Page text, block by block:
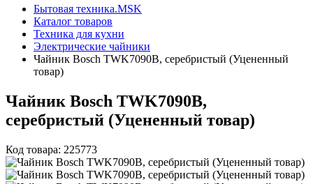
Бытовая техника.MSK
Каталог товаров
Техника для кухни
Электрические чайники
Чайник Bosch TWK7090B, серебристый (Уцененный
товар)
Чайник Bosch TWK7090B,
серебристый (Уцененный товар)
Код товара: 225773